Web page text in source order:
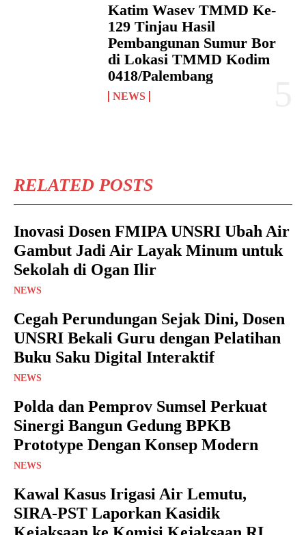
Katim Wasev TMMD Ke-
129 Tinjau Hasil
Pembangunan Sumur Bor
di Lokasi TMMD Kodim
0418/Palembang
NEWS
RELATED POSTS
Inovasi Dosen FMIPA UNSRI Ubah Air
Gambut Jadi Air Layak Minum untuk
Sekolah di Ogan Ilir
NEWS
Cegah Perundungan Sejak Dini, Dosen
UNSRI Bekali Guru dengan Pelatihan
Buku Saku Digital Interaktif
NEWS
Polda dan Pemprov Sumsel Perkuat
Sinergi Bangun Gedung BPKB
Prototype Dengan Konsep Modern
NEWS
Kawal Kasus Irigasi Air Lemutu,
SIRA-PST Laporkan Kasidik